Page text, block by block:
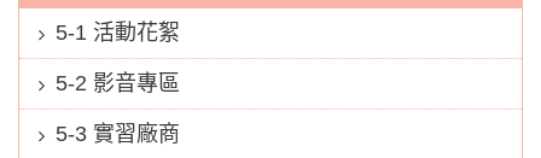
5-1 活動花絮
5-2 影音專區
5-3 實習廠商